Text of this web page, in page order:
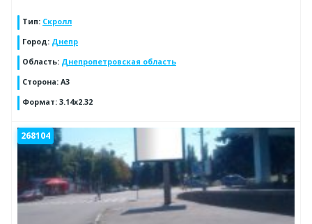
Тип: Скролл
Город: Днепр
Область: Днепропетровская область
Сторона: А3
Формат: 3.14х2.32
268104